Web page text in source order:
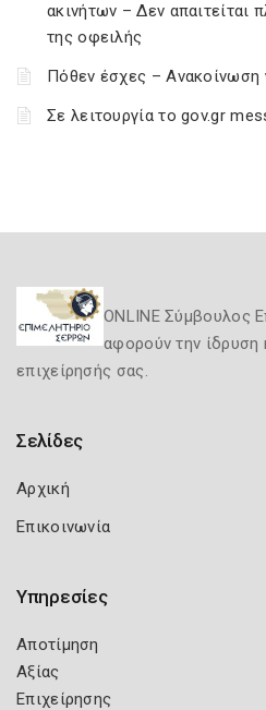
ακινήτων – Δεν απαιτείται
της οφειλής
Πόθεν έσχες – Ανακοίνωση
Σε λειτουργία το gov.gr
ONLINE Σύμβουλος
αφορούν την ίδρυση
επιχείρησής σας.
Σελίδες
Αρχική
Επικοινωνία
Υπηρεσίες
Αποτίμηση
Αξίας
Επιχείρησης